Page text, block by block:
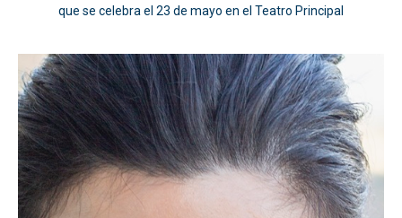
que se celebra el 23 de mayo en el Teatro Principal